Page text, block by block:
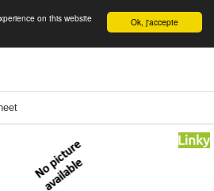
English Ok, j'accepte
on this website